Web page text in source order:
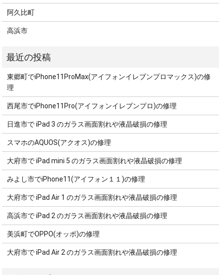
阿久比町
高浜市
東郷町でiPhone11ProMax(アイフォンイレブンプロマックス)の修
理
西尾市でiPhone11Pro(アイフォンイレブンプロ)の修理
日進市で iPad 3 のガラス画面割れや液晶破損の修理
スマホのAQUOS(アクオス)の修理
大府市で iPad mini 5 のガラス画面割れや液晶破損の修理
みよし市でiPhone11(アイフォン１１)の修理
大府市で iPad Air 1 のガラス画面割れや液晶破損の修理
高浜市で iPad 2 のガラス画面割れや液晶破損の修理
美浜町でOPPO(オッポ)の修理
大府市で iPad Air 2 のガラス画面割れや液晶破損の修理